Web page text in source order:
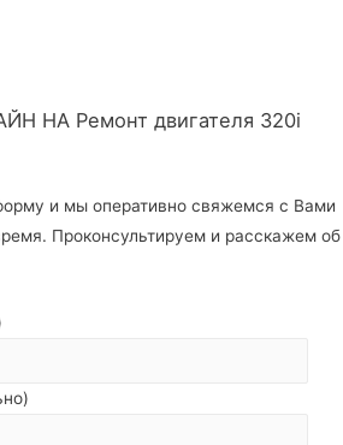
НА Ремонт двигателя 320i
и мы оперативно свяжемся с Вами
Проконсультируем и расскажем об